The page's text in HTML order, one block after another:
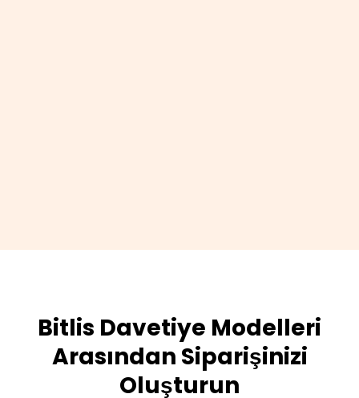
Bitlis Davetiye Modelleri
Arasından Siparişinizi
Oluşturun